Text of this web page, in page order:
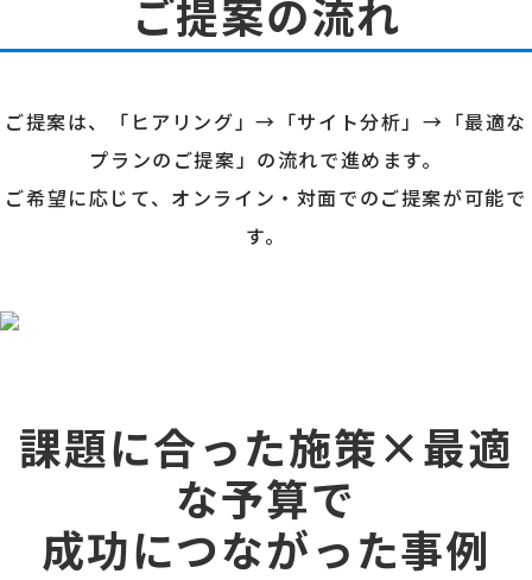
ご提案の流れ
ご提案は、「ヒアリング」→「サイト分析」→「最適な
プランのご提案」の流れで進めます。
ご希望に応じて、オンライン・対面でのご提案が可能で
す。
課題に合った施策×最適
な予算で
成功につながった事例